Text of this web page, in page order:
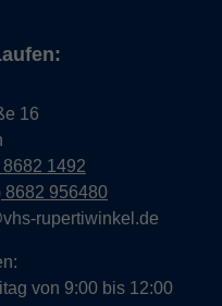
16
8682 1492
8682 956480
rupertiwinkel.de
von 9:00 bis 12:00